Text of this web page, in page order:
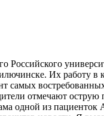
Российского
Их работу в
отмечают острую
одной из пациенток